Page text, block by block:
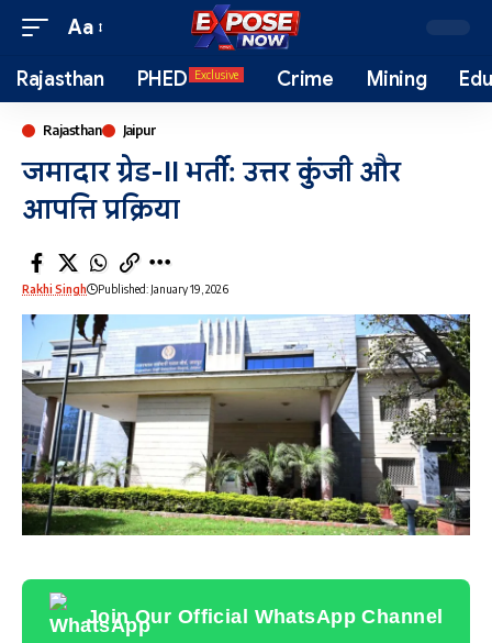
Aa
Rajasthan PHED Exclusive Crime Mining
Rajasthan Jaipur
जमादार ग्रेड-II भर्ती: उत्तर कुंजी और
आपत्ति प्रक्रिया
Rakhi Singh Published: January 19, 2026
Join Our Official WhatsApp Channel